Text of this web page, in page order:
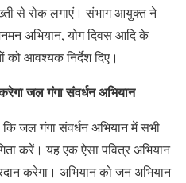
से रोक लगाएं। संभाग आयुक्त ने
अभियान, योग दिवस आदि के
को आवश्यक निर्देश दिए।
जल गंगा संवर्धन अभियान
जल गंगा संवर्धन अभियान में सभी
करें। यह एक ऐसा पवित्र अभियान
करेगा। अभियान को जन अभियान